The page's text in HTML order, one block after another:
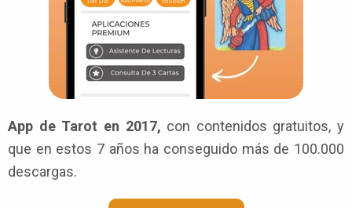
App de Tarot en 2017, con contenidos gratuitos, y
que en estos 7 años ha conseguido más de 100.000
descargas.